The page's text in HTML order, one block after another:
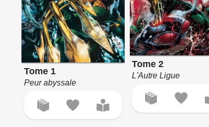
Tome 1
Peur abyssale
Tome 2
L'Autre Ligue